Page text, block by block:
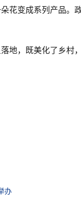
花变成系列产品。
地，既美化了乡村
办